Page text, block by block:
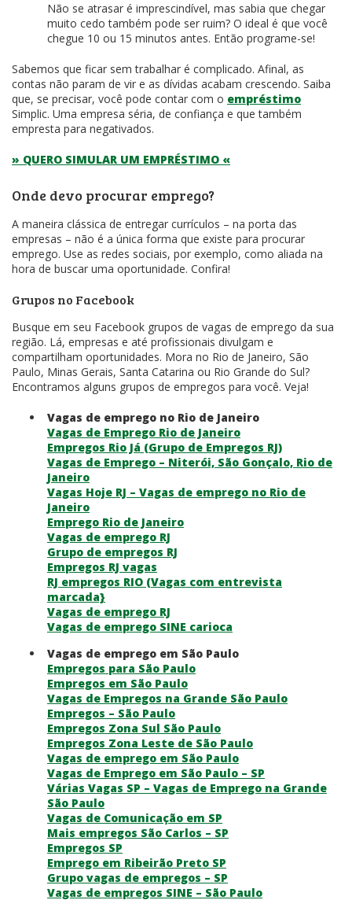
Não se atrasar é imprescindível, mas sabia que chegar
muito cedo também pode ser ruim? O ideal é que você
chegue 10 ou 15 minutos antes. Então programe-se!
Sabemos que ficar sem trabalhar é complicado. Afinal, as
contas não param de vir e as dívidas acabam crescendo. Saiba
que, se precisar, você pode contar com o empréstimo
Simplic. Uma empresa séria, de confiança e que também
empresta para negativados.
» QUERO SIMULAR UM EMPRÉSTIMO «
Onde devo procurar emprego?
A maneira clássica de entregar currículos – na porta das
empresas – não é a única forma que existe para procurar
emprego. Use as redes sociais, por exemplo, como aliada na
hora de buscar uma oportunidade. Confira!
Grupos no Facebook
Busque em seu Facebook grupos de vagas de emprego da sua
região. Lá, empresas e até profissionais divulgam e
compartilham oportunidades. Mora no Rio de Janeiro, São
Paulo, Minas Gerais, Santa Catarina ou Rio Grande do Sul?
Encontramos alguns grupos de empregos para você. Veja!
Vagas de emprego no Rio de Janeiro
Vagas de Emprego Rio de Janeiro
Empregos Rio Já (Grupo de Empregos RJ)
Vagas de Emprego – Niterói, São Gonçalo, Rio de
Janeiro
Vagas Hoje RJ – Vagas de emprego no Rio de
Janeiro
Emprego Rio de Janeiro
Vagas de emprego RJ
Grupo de empregos RJ
Empregos RJ vagas
RJ empregos RIO (Vagas com entrevista
marcada}
Vagas de emprego RJ
Vagas de emprego SINE carioca
Vagas de emprego em São Paulo
Empregos para São Paulo
Empregos em São Paulo
Vagas de Empregos na Grande São Paulo
Empregos – São Paulo
Empregos Zona Sul São Paulo
Empregos Zona Leste de São Paulo
Vagas de emprego em São Paulo
Vagas de Emprego em São Paulo – SP
Várias Vagas SP – Vagas de Emprego na Grande
São Paulo
Vagas de Comunicação em SP
Mais empregos São Carlos – SP
Empregos SP
Emprego em Ribeirão Preto SP
Grupo vagas de empregos – SP
Vagas de empregos SINE – São Paulo